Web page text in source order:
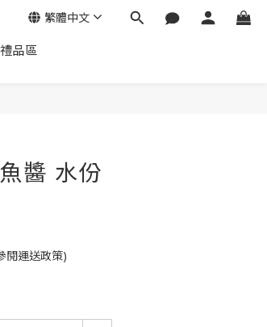
品區
繁體中文
醬 水份
閱運送政策)